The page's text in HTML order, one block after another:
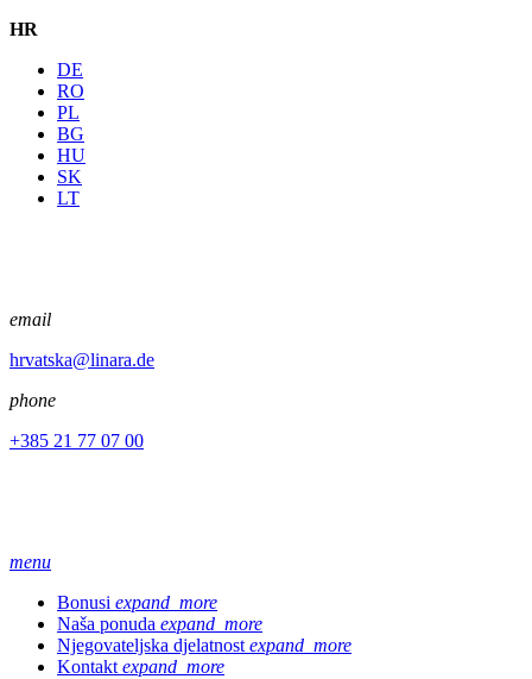
HR
DE
RO
PL
BG
HU
SK
LT
email
hrvatska@linara.de
phone
+385 21 77 07 00
menu
Bonusi expand_more
Naša ponuda expand_more
Njegovateljska djelatnost expand_more
Kontakt expand_more